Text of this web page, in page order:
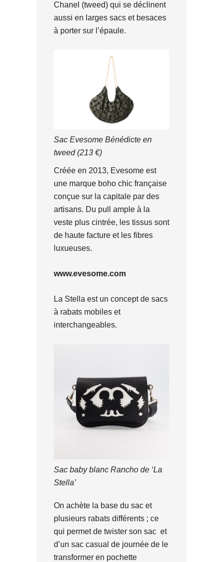
Chanel (tweed) qui se déclinent
aussi en larges sacs et besaces
à porter sur l’épaule.
Sac Evesome Bénédicte en
tweed (213 €)
Créée en 2013, Evesome est
une marque boho chic française
conçue sur la capitale par des
artisans. Du pull ample à la
veste plus cintrée, les tissus sont
de haute facture et les fibres
luxueuses.
www.evesome.com
La Stella est un concept de sacs
à rabats mobiles et
interchangeables.
Sac baby blanc Rancho de ‘La
Stella’
On achète la base du sac et
plusieurs rabats différents ; ce
qui permet de twister son sac et
d’un sac casual de journée de le
transformer en pochette